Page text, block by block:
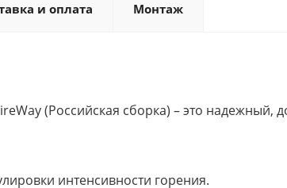
и оплата Монтаж
(Российская сборка) – это
интенсивности горения.